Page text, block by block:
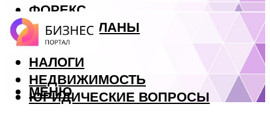
ФОРЕКС
БИЗНЕС ПЛАНЫ
КРЕДИТЫ
НАЛОГИ
НЕДВИЖИМОСТЬ
ЮРИДИЧЕСКИЕ ВОПРОСЫ
МЕНЮ